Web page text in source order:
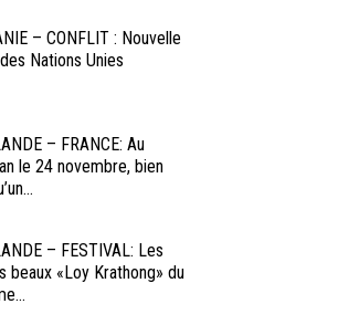
– CONFLIT : Nouvelle
Nations Unies
– FRANCE: Au
le 24 novembre, bien
– FESTIVAL: Les
beaux «Loy Krathong» du